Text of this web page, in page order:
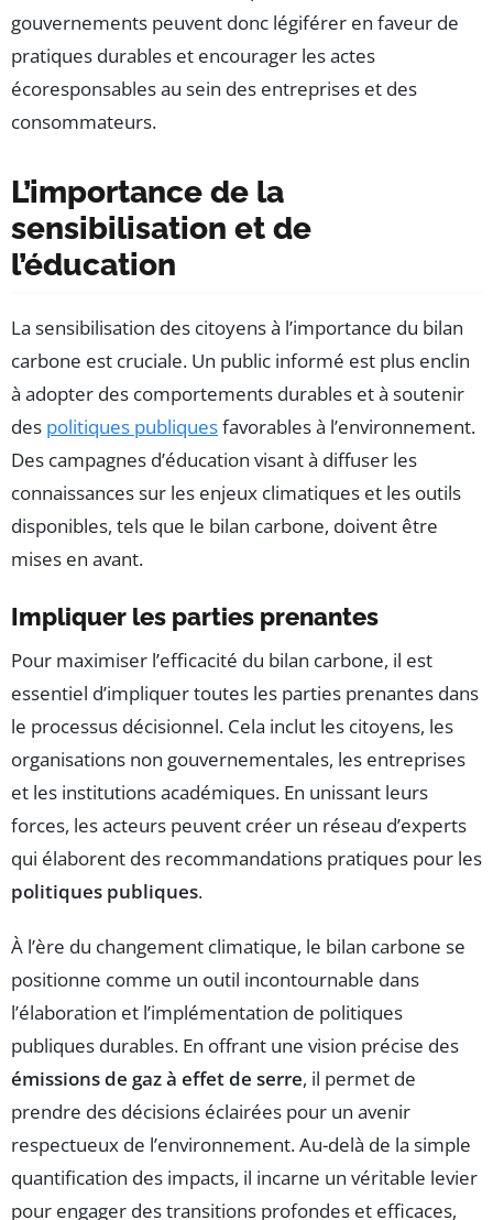
gouvernements peuvent donc légiférer en faveur de
pratiques durables et encourager les actes
écoresponsables au sein des entreprises et des
consommateurs.
L’importance de la
sensibilisation et de
l’éducation
La sensibilisation des citoyens à l’importance du bilan
carbone est cruciale. Un public informé est plus enclin
à adopter des comportements durables et à soutenir
des politiques publiquesfavorables à l’environnement.
Des campagnes d’éducation visant à diffuser les
connaissances sur les enjeux climatiques et les outils
disponibles, tels que le bilan carbone, doivent être
mises en avant.
Impliquer les parties prenantes
Pour maximiser l’efficacité du bilan carbone, il est
essentiel d’impliquer toutes les parties prenantes dans
le processus décisionnel. Cela inclut les citoyens, les
organisations non gouvernementales, les entreprises
et les institutions académiques. En unissant leurs
forces, les acteurs peuvent créer un réseau d’experts
qui élaborent des recommandations pratiques pour les
politiques publiques.
À l’ère du changement climatique, le bilan carbone se
positionne comme un outil incontournable dans
l’élaboration et l’implémentation de politiques
publiques durables. En offrant une vision précise des
émissions de gaz à effet de serre, il permet de
prendre des décisions éclairées pour un avenir
respectueux de l’environnement. Au-delà de la simple
quantification des impacts, il incarne un véritable levier
pour engager des transitions profondes et efficaces,